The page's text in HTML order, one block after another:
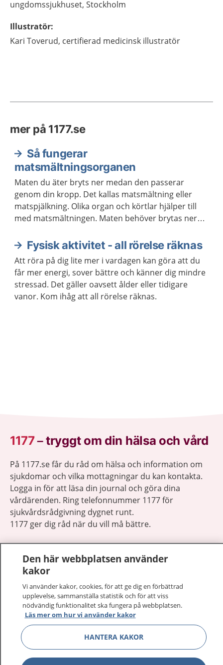
ungdomssjukhuset, Stockholm
Illustratör:
Kari Toverud, certifierad medicinsk illustratör
mer på 1177.se
Så fungerar
matsmältningsorganen
Maten du äter bryts ner medan den passerar
genom din kropp. Det kallas matsmältning eller
matspjälkning. Olika organ och körtlar hjälper till
med matsmältningen. Maten behöver brytas ner
maten innehåller.
Fysisk aktivitet - all rörelse räknas
Att röra på dig lite mer i vardagen kan göra att du
får mer energi, sover bättre och känner dig mindre
stressad. Det gäller oavsett ålder eller tidigare
vanor. Kom ihåg att all rörelse räknas.
1177–tryggt om din hälsa och vård
På 1177.se får du råd om hälsa och information om
sjukdomar och vilka mottagningar du kan kontakta.
Logga in för att läsa din journal och göra dina
vårdärenden. Ring telefonnummer 1177 för
sjukvårdsrådgivning dygnet runt.
1177 ger dig råd när du vill må bättre.
1177 på flera språk
Om 1177
Kontakt Visa
Den här webbplatsen använder
kakor
Vi använder kakor, cookies, för att ge dig en förbättrad
upplevelse, sammanställa statistik och för att viss
nödvändig funktionalitet ska fungera på webbplatsen.
Läs mer om hur vi använder kakor
HANTERA KAKOR